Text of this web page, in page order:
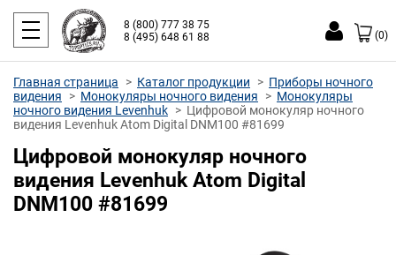
8 (800) 777 38 75
8 (495) 648 61 88
(0)
Главная страница Каталог продукции
Приборы ночного
видения
Монокуляры ночного видения
Монокуляры
ночного видения Levenhuk
Цифровой монокуляр ночного
видения Levenhuk Atom Digital DNM100 #81699
Цифровой монокуляр ночного
видения Levenhuk Atom Digital
DNM100 #81699